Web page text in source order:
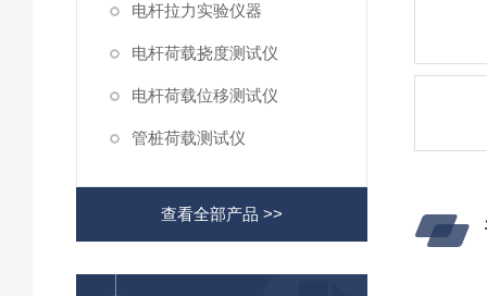
电杆拉力实验仪器
电杆荷载挠度测试仪
电杆荷载位移测试仪
管桩荷载测试仪
查看全部产品 >>